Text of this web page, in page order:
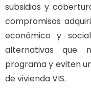
subsidios y
compromisos
económico y
alternativas que
programa y eviten
de vivienda VIS.